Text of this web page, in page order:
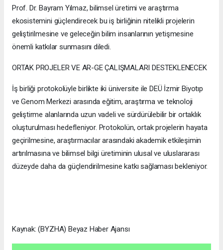
Prof. Dr. Bayram Yılmaz, bilimsel üretimi ve araştırma
ekosistemini güçlendirecek bu iş birliğinin nitelikli projelerin
geliştirilmesine ve geleceğin bilim insanlarının yetişmesine
önemli katkılar sunmasını diledi.
ORTAK PROJELER VE AR-GE ÇALIŞMALARI DESTEKLENECEK
İş birliği protokolüyle birlikte iki üniversite ile DEÜ İzmir Biyotıp
ve Genom Merkezi arasında eğitim, araştırma ve teknoloji
geliştirme alanlarında uzun vadeli ve sürdürülebilir bir ortaklık
oluşturulması hedefleniyor. Protokolün, ortak projelerin hayata
geçirilmesine, araştırmacılar arasındaki akademik etkileşimin
artırılmasına ve bilimsel bilgi üretiminin ulusal ve uluslararası
düzeyde daha da güçlendirilmesine katkı sağlaması bekleniyor.
Kaynak: (BYZHA) Beyaz Haber Ajansı